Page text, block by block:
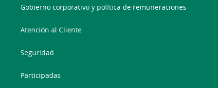
Gobierno corporativo y política de remuneraciones
Atención al Cliente
Seguridad
Participadas